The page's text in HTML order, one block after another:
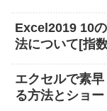
Excel2019 10
法について[指
エクセルで素
る方法とショ